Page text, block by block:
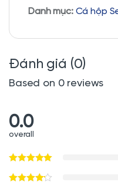
Danh mục: Cá hộp
Đánh giá (0)
Based on 0 reviews
0.0
overall